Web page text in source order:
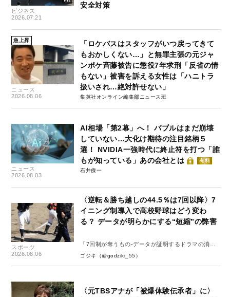
ビジネス
2026.07.21
安全対策
急上昇
ニュース
2026.08.06
「ロケバスはスタッフがいつ戻ってきて
もおかしくない…」と無罪主張の元ジャ
ンポケ斉藤被告に懲役7年求刑「反省の情
もない」被害を訴える女性は「ハニトラ
扱いされ…絶対許せない」
集英社オンライン編集部ニュース班
ニュース
2026.08.03
AI相場「第2幕」へ！ バブルはまだ崩壊
していない…大化け期待の注目銘柄５
選！ NVIDIA一強時代に終止符を打つ「誰
もが知っている」あの会社とは
有料
石井僚一
スポーツ
2026.08.06
〈逆転＆勝ち越しの44.5％は7回以降〉7
イニング制導入で高校野球はどう変わ
る？ データが明らかにする“短縮”の弊害
「7回制が奪うもの-データが証明するドラマの消
失-」
ゴジキ（@godziki_55）
〈元TBSアナが「被爆体験伝承者」に〉